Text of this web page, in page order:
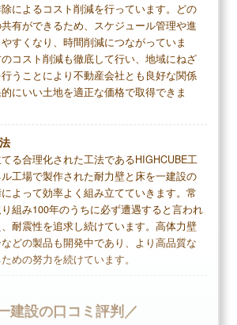
ーサービスが少し物足りない
る
施工実績が比較的少ない
無料+3分で完了
LIFULL公式】
を一括で取り寄せる
イメージづくりから始めよう
によるコスト削減を行っています。どの
有ができるため、スケジュール管理や進
すくなり、時間削減につながっていま
コスト削減も徹底して行い、地域にねざ
うことにより不動産会社とも良好な関係
にいい土地を適正な価格で取得できま
る合理化された工法であるHIGHCUBE工
工場で製作された耐力壁と床を一建設の
よって効率よく組み立てていきます。常
組み100年のうちに必ず遭遇すると言われ
耐震性を追求し続けています。高体力壁
どの製品も開発中であり、より高品質な
めの努力を続けています。
建設の口コミ評判／